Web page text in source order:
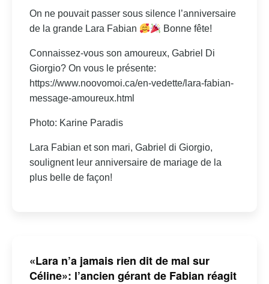
On ne pouvait passer sous silence l’anniversaire
de la grande Lara Fabian
Bonne fête!
Connaissez-vous son amoureux, Gabriel Di
Giorgio? On vous le présente:
https://www.noovomoi.ca/en-vedette/lara-fabian-
message-amoureux.html
Photo: Karine Paradis
Lara Fabian et son mari, Gabriel di Giorgio,
soulignent leur anniversaire de mariage de la
plus belle de façon!
«Lara n’a jamais rien dit de mal sur
Céline»: l’ancien gérant de Fabian réagit